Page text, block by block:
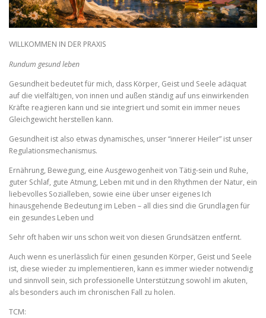
WILLKOMMEN IN DER PRAXIS
Rundum gesund leben
Gesundheit bedeutet für mich, dass Körper, Geist und Seele adäquat
auf die vielfältigen, von innen und außen ständig auf uns einwirkenden
Kräfte reagieren kann und sie integriert und somit ein immer neues
Gleichgewicht herstellen kann.
Gesundheit ist also etwas dynamisches, unser “innerer Heiler” ist unser
Regulationsmechanismus.
Ernährung, Bewegung, eine Ausgewogenheit von Tätig-sein und Ruhe,
guter Schlaf, gute Atmung, Leben mit und in den Rhythmen der Natur, ein
liebevolles Sozialleben, sowie eine über unser eigenes Ich
hinausgehende Bedeutung im Leben – all dies sind die Grundlagen für
ein gesundes Leben und
Sehr oft haben wir uns schon weit von diesen Grundsätzen entfernt.
Auch wenn es unerlässlich für einen gesunden Körper, Geist und Seele
ist, diese wieder zu implementieren, kann es immer wieder notwendig
und sinnvoll sein, sich professionelle Unterstützung sowohl im akuten,
als besonders auch im chronischen Fall zu holen.
TCM: